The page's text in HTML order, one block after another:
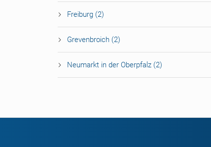
Freiburg (2)
Grevenbroich (2)
Neumarkt in der Oberpfalz (2)